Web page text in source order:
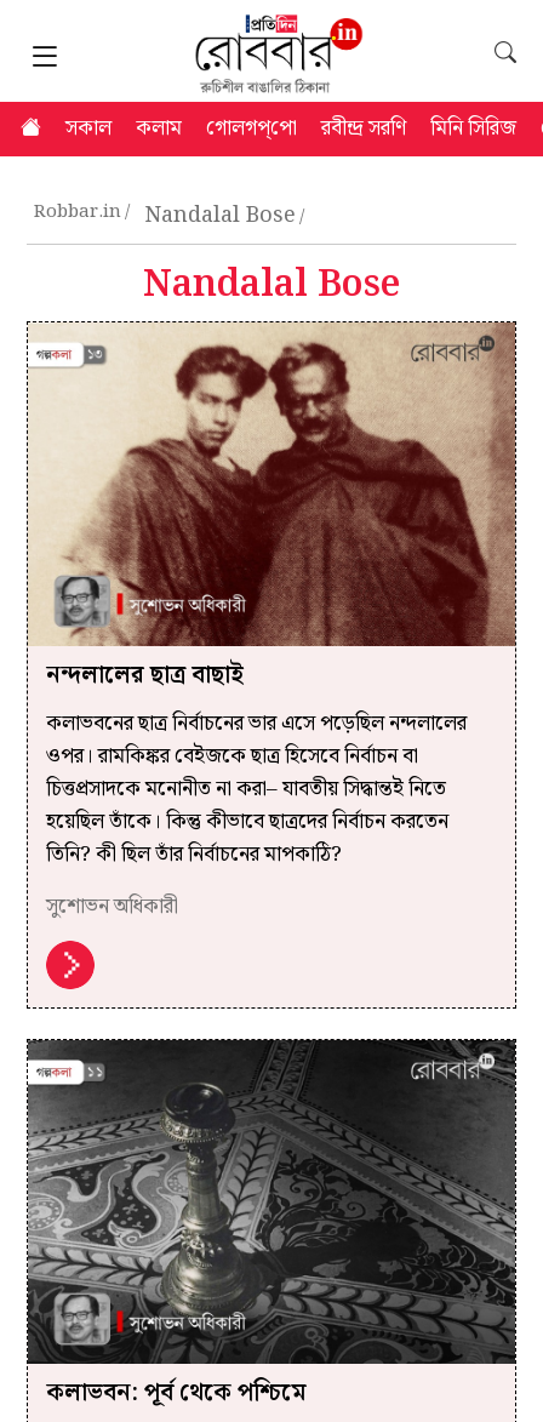
সকাল কলাম গোলগপ্‌পো রবীন্দ্র সরণি মিনি সিরিজ
Robbar.in Nandalal Bose
Nandalal Bose
নন্দলালের ছাত্র বাছাই
কলাভবনের ছাত্র নির্বাচনের ভার এসে পড়েছিল নন্দলালের
ওপর। রামকিঙ্কর বেইজকে ছাত্র হিসেবে নির্বাচন বা
চিত্তপ্রসাদকে মনোনীত না করা– যাবতীয় সিদ্ধান্তই নিতে
হয়েছিল তাঁকে। কিন্তু কীভাবে ছাত্রদের নির্বাচন করতেন
তিনি? কী ছিল তাঁর নির্বাচনের মাপকাঠি?
সুশোভন অধিকারী
কলাভবন: পূর্ব থেকে পশ্চিমে